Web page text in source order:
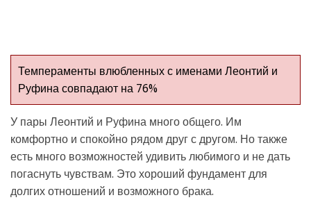
Темпераменты влюбленных с именами Леонтий и
Руфина совпадают на 76%
У пары Леонтий и Руфина много общего. Им
комфортно и спокойно рядом друг с другом. Но также
есть много возможностей удивить любимого и не дать
погаснуть чувствам. Это хороший фундамент для
долгих отношений и возможного брака.